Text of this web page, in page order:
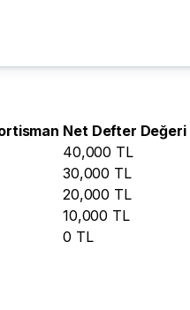
Net Defter Değeri
40,000 TL
30,000 TL
20,000 TL
10,000 TL
0 TL